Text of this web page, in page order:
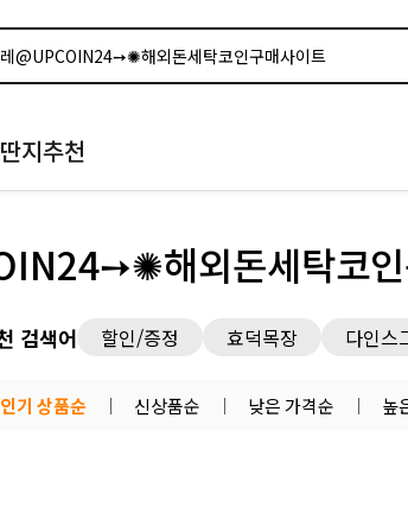
딴지추천
해외돈세탁코인
검색어 할인/증정 효덕목장 다인스
인기 상품순 신상품순 낮은 가격순 높